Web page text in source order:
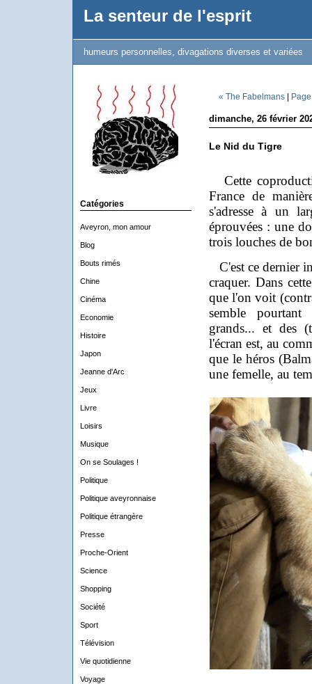
La senteur de l'esprit
humeurs personnelles, divagations diverses et variées
Catégories
Aveyron, mon amour
Blog
Bouts rimés
Chine
Cinéma
Economie
Histoire
Japon
Jeanne d'Arc
Jeux
Livre
Loisirs
Musique
On se Soulages !
Politique
Politique aveyronnaise
Politique étrangère
Presse
Proche-Orient
Science
Shopping
Société
Sport
Télévision
Vie quotidienne
Voyage
« The Fabelmans|
dimanche, 26 février
Le Nid du Tigre
Cette
Francede
s'adresse à un
éprouvées : une
trois louches de
C'est ce dernier
craquer. Dans
que l'on voit
semble
grands... et des
l'écran est, au
que le héros
une femelle, au